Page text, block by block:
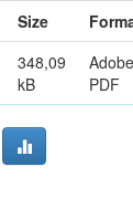
Size
348,09
kB
Adobe
PDF